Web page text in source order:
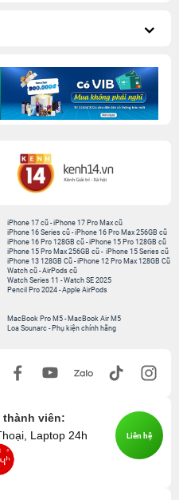
iPhone 17 cũ-iPhone 17 Pro Max cũ
iPhone 16 Series cũ- iPhone 16 Pro Max 256GB cũ
iPhone 16 Pro 128GB cũ-iPhone 15 Pro 128GB cũ
iPhone 15 Pro Max 256GB cũ- iPhone 15 Series cũ
iPhone 13 128GB Cũ-iPhone 12 Pro Max 128GB Cũ
Watch cũ-AirPods cũ
Watch Series 11 -Watch SE 2025
Pencil Pro 2024-Apple AirPods
MacBook Pro M5- MacBook Air M5
Loa Sounarc- Phụ kiện chính hãng
thành viên:
Laptop 24h
Liên hệ